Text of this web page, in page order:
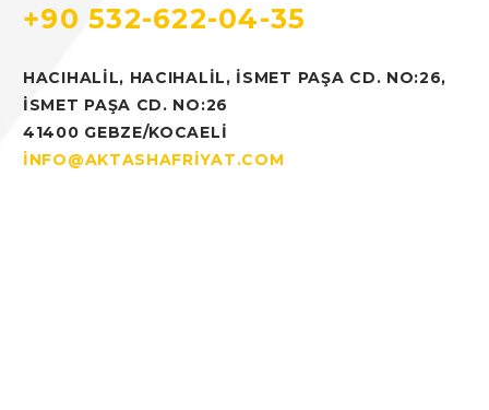
+90 532-622-04-35
HACIHALIL, HACIHALIL, İSMET PAŞA CD. NO:26,
İSMET PAŞA CD. NO:26
41400 GEBZE/KOCAELI
INFO@AKTASHAFRIYAT.COM